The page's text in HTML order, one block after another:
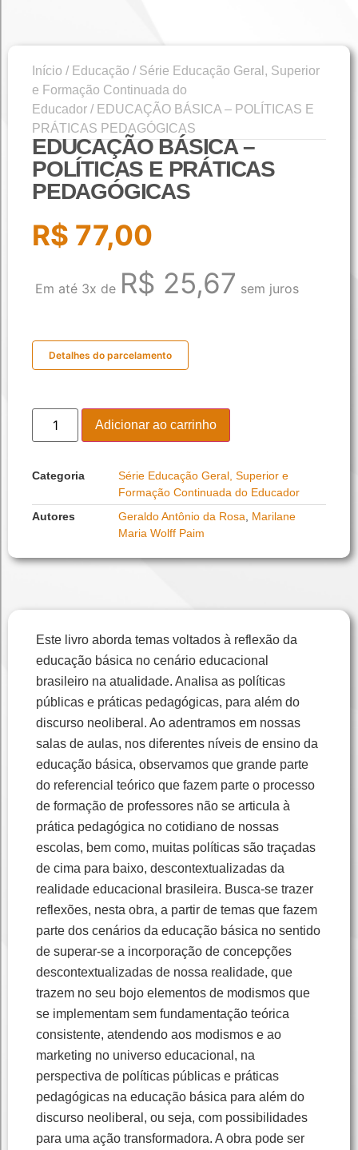
Início / Educação / Série Educação Geral, Superior
e Formação Continuada do
Educador / EDUCAÇÃO BÁSICA – POLÍTICAS E
PRÁTICAS PEDAGÓGICAS
EDUCAÇÃO BÁSICA –
POLÍTICAS E PRÁTICAS
PEDAGÓGICAS
R$ 77,00
Em até 3x de R$ 25,67 sem juros
Detalhes do parcelamento
Adicionar ao carrinho
Categoria
Série Educação Geral, Superior e
Formação Continuada do Educador
Autores
Geraldo Antônio da Rosa
Marilane
Maria Wolff Paim
Este livro aborda temas voltados à reflexão da
educação básica no cenário educacional
brasileiro na atualidade. Analisa as políticas
públicas e práticas pedagógicas, para além do
discurso neoliberal. Ao adentramos em nossas
salas de aulas, nos diferentes níveis de ensino da
educação básica, observamos que grande parte
do referencial teórico que fazem parte o processo
de formação de professores não se articula à
prática pedagógica no cotidiano de nossas
escolas, bem como, muitas políticas são traçadas
de cima para baixo, descontextualizadas da
realidade educacional brasileira. Busca-se trazer
reflexões, nesta obra, a partir de temas que fazem
parte dos cenários da educação básica no sentido
de superar-se a incorporação de concepções
descontextualizadas de nossa realidade, que
trazem no seu bojo elementos de modismos que
se implementam sem fundamentação teórica
consistente, atendendo aos modismos e ao
marketing no universo educacional, na
perspectiva de políticas públicas e práticas
pedagógicas na educação básica para além do
discurso neoliberal, ou seja, com possibilidades
para uma ação transformadora. A obra pode ser